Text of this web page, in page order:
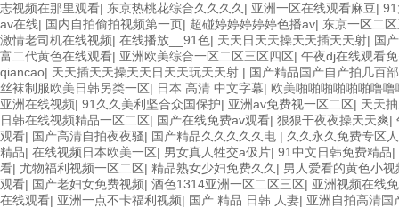
志视频在那里观看| 东京热桃花综合久久久久 | 亚洲一区在线观看麻豆|
av在线| 国内自拍偷拍视频第一页| 超碰婷婷婷婷婷色播av| 东京一区二
激情老司机在线视频| 在线播放__91色| 天天日天天操天天插天天射| 国
富二代黄色在线观看| 亚洲欧美综合一区二区三区四区| 午夜dj在线观看
qiancao| 天天插天天操天天日天天玩天天射 | 国产精品国产自产拍几百
丝袜制服欧美日韩另类一区| 日本 高清 中文字幕| 欧美啪啪啪啪啪啪噜噜
亚洲在线视频| 91久久美利坚合众国保护| 亚洲av免费视一区二区| 天天
日韩在线视频精品一区二区| 国产在线免费av观看| 狠狠干夜夜操天天爽|
观看| 国产高清自拍夜夜骚| 国产精品久久久久久电 | 久久永久免费专区
精品| 在线视频日本欧美一区| 男女真人牲交a伋片| 91中文日韩免费精品|
看| 尤物福利视频一区二区| 精品熟女少妇免费久久 | 男人爱看的黄色小视
观看| 国产老妇女免费视频| 酒色1314亚洲一区二区三区| 亚洲视频在线
在线观看| 亚洲一点不卡福利视频| 国产 精品 日韩 人妻| 亚洲自拍高清国